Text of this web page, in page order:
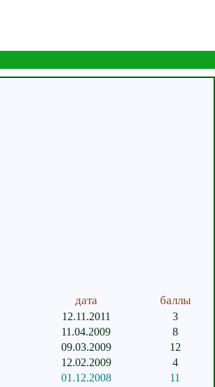
дата баллы
12.11.2011
3
11.04.2009
8
09.03.2009
12
12.02.2009
4
01.12.2008
11